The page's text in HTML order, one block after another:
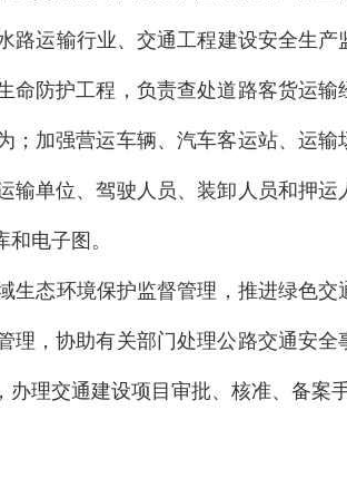
路运输行业、交通工程建设安全生
防护工程，负责查处道路客货运
加强营运车辆、汽车客运站、运
单位、驾驶人员、装卸人员和押
电子图。
态环境保护监督管理，推进绿色
，协助有关部门处理公路交通安
理交通建设项目审批、核准、备案手